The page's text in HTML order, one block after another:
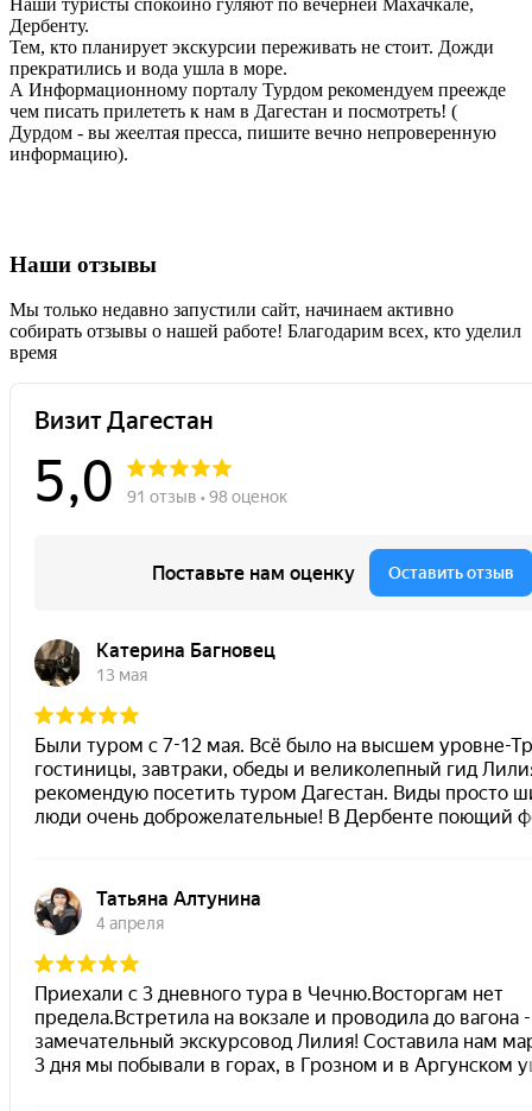
Дербенту.
Тем, кто планирует экскурсии переживать не стоит. Дожди
прекратились и вода ушла в море.
А Информационному порталу Турдом рекомендуем преежде
чем писать прилететь к нам в Дагестан и посмотреть! (
Дурдом - вы жеелтая пресса, пишите вечно непроверенную
информацию).
Наши отзывы
Мы только недавно запустили сайт, начинаем активно
собирать отзывы о нашей работе! Благодарим всех, кто уделил
время